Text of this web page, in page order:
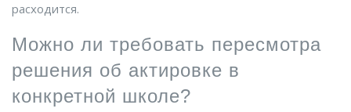
расходится.
Можно ли требовать пересмотра
решения об актировке в
конкретной школе?